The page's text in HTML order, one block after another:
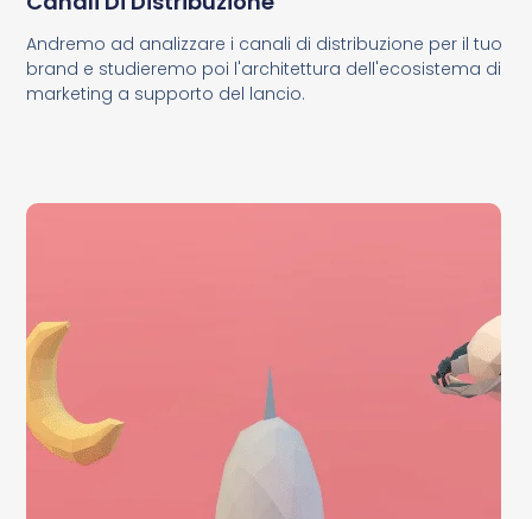
Andremo ad analizzare i canali di distribuzione per il tuo
brand e studieremo poi l'architettura dell'ecosistema di
marketing a supporto del lancio.